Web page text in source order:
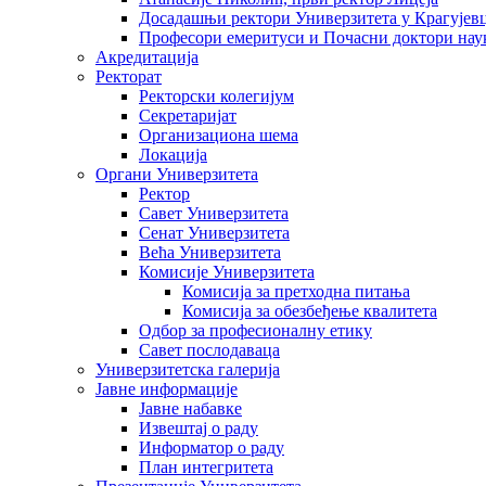
Досадашњи ректори Универзитета у
Професори емеритуси и Почасни доктори
Акредитација
Ректорат
Ректорски колегијум
Секретаријат
Организациона шема
Локација
Органи Универзитета
Ректор
Савет Универзитета
Сенат Универзитета
Већа Универзитета
Комисије Универзитета
Комисија за претходна питања
Комисија за обезбеђење квалитета
Одбор за професионалну етику
Савет послодаваца
Универзитетска галерија
Јавне информације
Јавне набавке
Извештај о раду
Информатор о раду
План интегритета